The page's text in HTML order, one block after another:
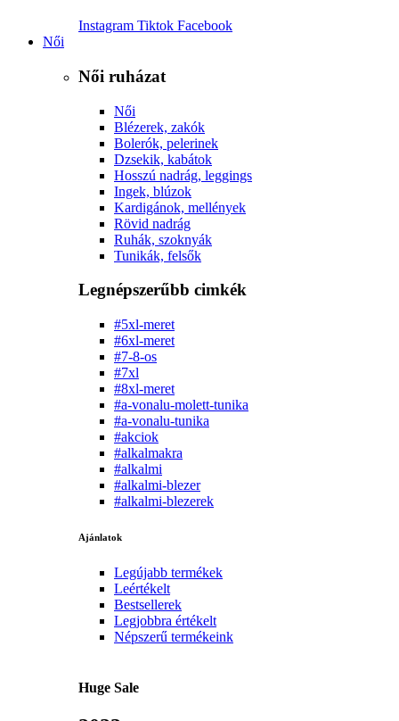
Instagram Tiktok Facebook
Női
Női ruházat
Női
Blézerek, zakók
Bolerók, pelerinek
Dzsekik, kabátok
Hosszú nadrág, leggings
Ingek, blúzok
Kardigánok, mellények
Rövid nadrág
Ruhák, szoknyák
Tunikák, felsők
Legnépszerűbb cimkék
#5xl-meret
#6xl-meret
#7-8-os
#7xl
#8xl-meret
#a-vonalu-molett-tunika
#a-vonalu-tunika
#akciok
#alkalmakra
#alkalmi
#alkalmi-blezer
#alkalmi-blezerek
Ajánlatok
Legújabb termékek
Leértékelt
Bestsellerek
Legjobbra értékelt
Népszerű termékeink
Huge Sale